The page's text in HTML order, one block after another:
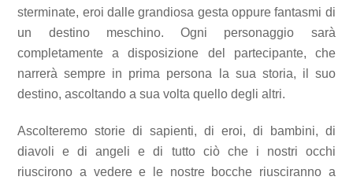
sterminate, eroi dalle grandiosa gesta oppure fantasmi di
un destino meschino. Ogni personaggio sarà
completamente a disposizione del partecipante, che
narrerà sempre in prima persona la sua storia, il suo
destino, ascoltando a sua volta quello degli altri.
Ascolteremo storie di sapienti, di eroi, di bambini, di
diavoli e di angeli e di tutto ciò che i nostri occhi
riuscirono a vedere e le nostre bocche riusciranno a